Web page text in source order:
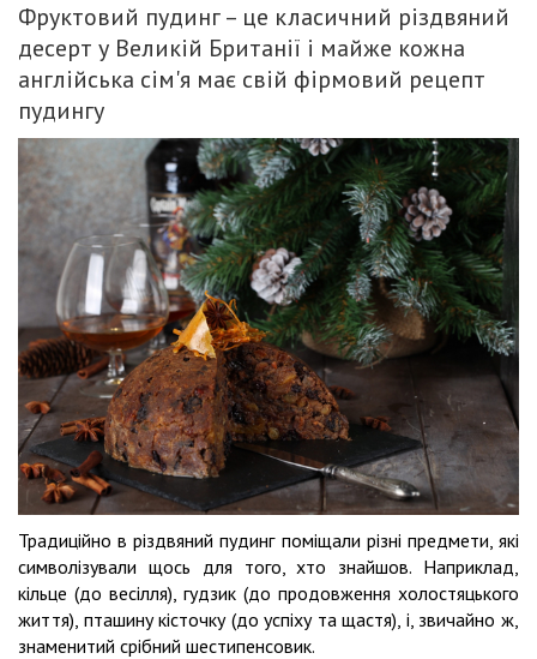
Фруктовий пудинг – це класичний різдвяний
десерт у Великій Британії і майже кожна
англійська сім'я має свій фірмовий рецепт
пудингу
Традиційно в різдвяний пудинг поміщали різні предмети, які
символізували щось для того, хто знайшов. Наприклад,
кільце (до весілля), гудзик (до продовження холостяцького
життя), пташину кісточку (до успіху та щастя), і, звичайно ж,
знаменитий срібний шестипенсовик.